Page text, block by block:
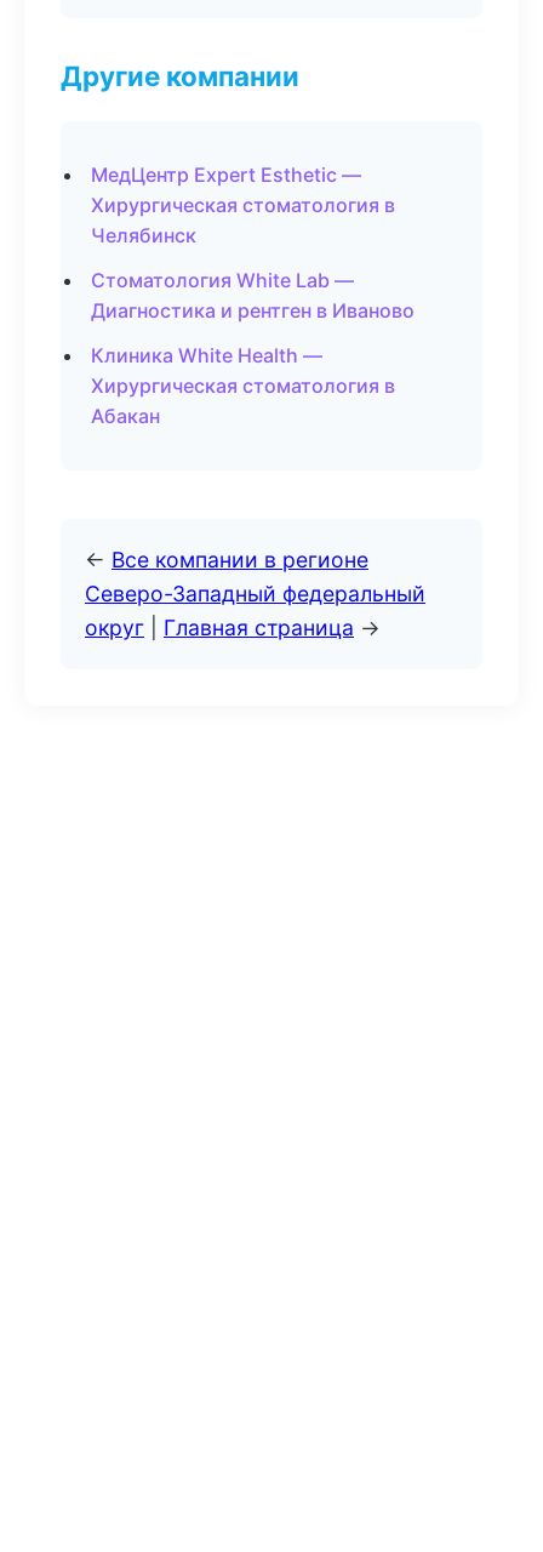
Другие компании
МедЦентр Expert Esthetic —
Хирургическая стоматология в
Челябинск
Стоматология White Lab —
Диагностика и рентген в Иваново
Клиника White Health —
Хирургическая стоматология в
Абакан
← Все компании в регионе
Северо-Западный федеральный
округ
Главная страница →